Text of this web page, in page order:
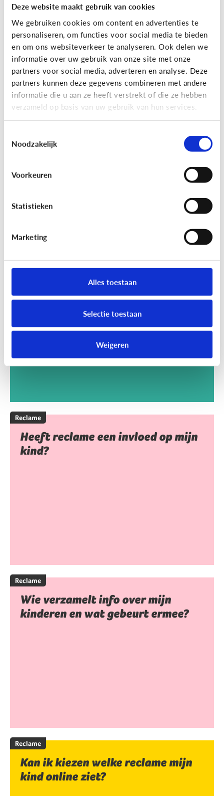
Deze website maakt gebruik van cookies
We gebruiken cookies om content en advertenties te
personaliseren, om functies voor social media te bieden
en om ons websiteverkeer te analyseren. Ook delen we
informatie over uw gebruik van onze site met onze
partners voor social media, adverteren en analyse. Deze
partners kunnen deze gegevens combineren met andere
informatie die u aan ze heeft verstrekt of die ze hebben
verzameld op basis van uw gebruik van hun services.
Noodzakelijk
Voorkeuren
Statistieken
Marketing
Alles toestaan
Selectie toestaan
Weigeren
Reclame
[Game] Game jezelf reclamewijs
reclamegames speelt?
Reclame
Heeft reclame een invloed op mijn
kind?
Reclame
Wie verzamelt info over mijn
kinderen en wat gebeurt ermee?
Reclame
Kan ik kiezen welke reclame mijn
kind online ziet?